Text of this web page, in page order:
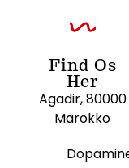
Find Os
Her
Agadir, 80000
Marokko